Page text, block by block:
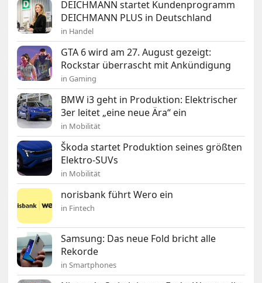
DEICHMANN startet Kundenprogramm
DEICHMANN PLUS in Deutschland
in Handel
GTA 6 wird am 27. August gezeigt:
Rockstar überrascht mit Ankündigung
in Gaming
BMW i3 geht in Produktion: Elektrischer
3er leitet „eine neue Ära“ ein
in Mobilität
Škoda startet Produktion seines größten
Elektro-SUVs
in Mobilität
norisbank führt Wero ein
in Fintech
Samsung: Das neue Fold bricht alle
Rekorde
in Smartphones